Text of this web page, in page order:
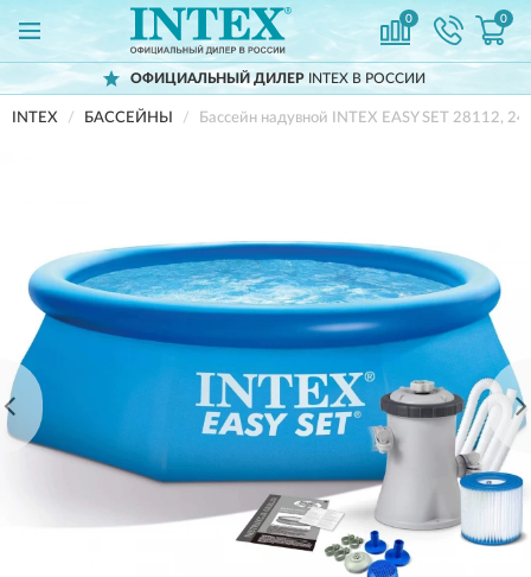
0 0
ОФИЦИАЛЬНЫЙ ДИЛЕРINTEX В РОССИИ
INTEX БАССЕЙНЫ Бассейн надувной INTEX EASY SET 28112,